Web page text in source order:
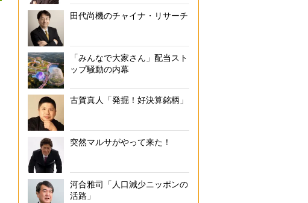
田代尚機のチャイナ・リサーチ
「みんなで大家さん」配当スト
ップ騒動の内幕
古賀真人「発掘！好決算銘柄」
突然マルサがやって来た！
河合雅司「人口減少ニッポンの
活路」